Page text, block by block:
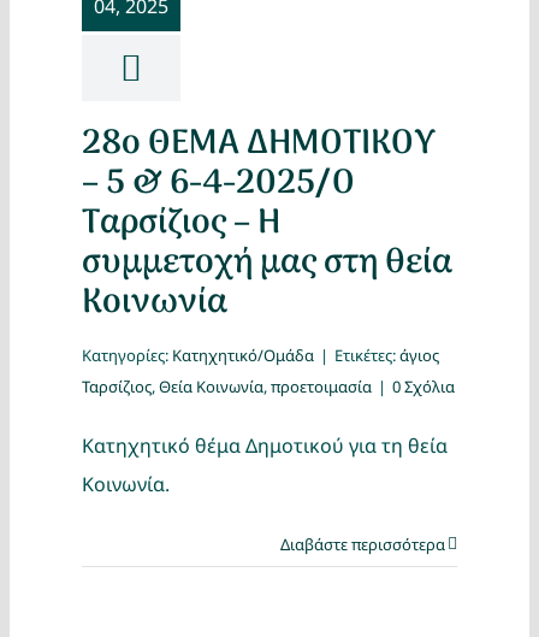
04, 2025
28ο ΘΕΜΑ ΔΗΜΟΤΙΚΟΥ
– 5 & 6-4-2025/Ο
Ταρσίζιος – Η
συμμετοχή μας στη θεία
Κοινωνία
Κατηγορίες: Κατηχητικό/Ομάδα | Ετικέτες:άγιος
Ταρσίζιος,Θεία Κοινωνία,προετοιμασία | 0 Σχόλια
Κατηχητικό θέμα Δημοτικού για τη θεία
Κοινωνία.
Διαβάστε περισσότερα